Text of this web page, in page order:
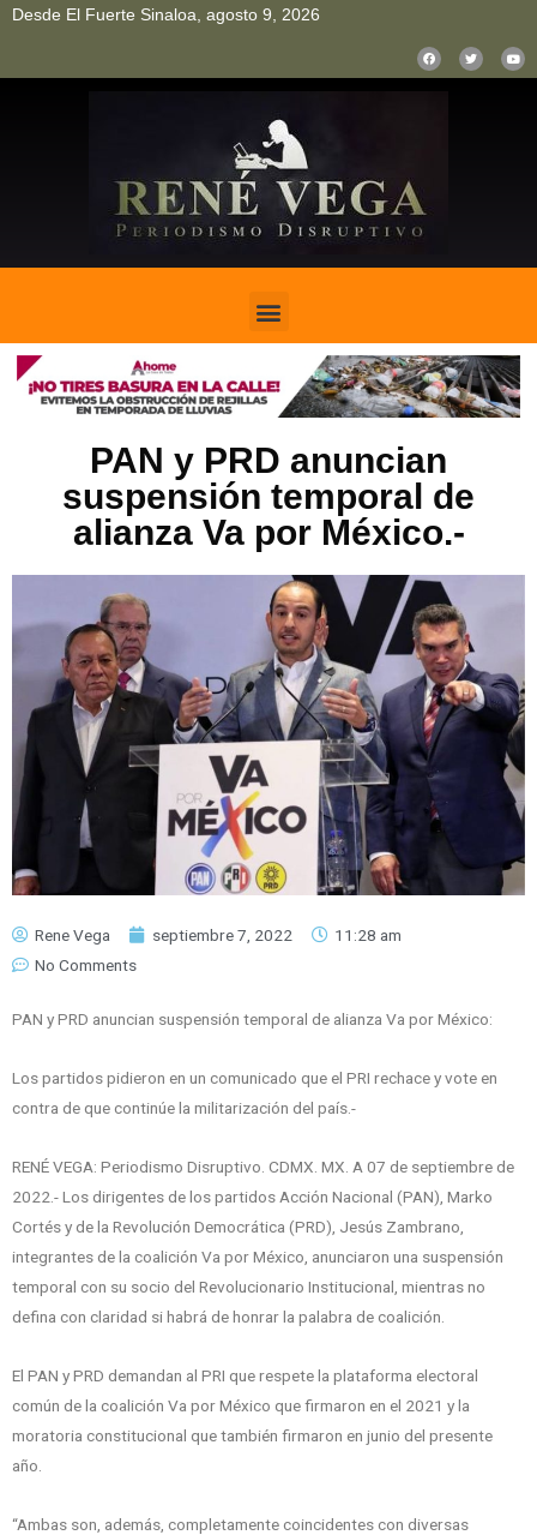
Desde El Fuerte Sinaloa, agosto 9, 2026
PAN y PRD anuncian
suspensión temporal de
alianza Va por México.-
Rene Vega septiembre 7, 2022
11:28 am
No Comments
PAN y PRD anuncian suspensión temporal de alianza Va por México:
Los partidos pidieron en un comunicado que el PRI rechace y vote en
contra de que continúe la militarización del país.-
RENÉ VEGA: Periodismo Disruptivo. CDMX. MX. A 07 de septiembre de
2022.- Los dirigentes de los partidos Acción Nacional (PAN), Marko
Cortés y de la Revolución Democrática (PRD), Jesús Zambrano,
integrantes de la coalición Va por México, anunciaron una suspensión
temporal con su socio del Revolucionario Institucional, mientras no
defina con claridad si habrá de honrar la palabra de coalición.
El PAN y PRD demandan al PRI que respete la plataforma electoral
común de la coalición Va por México que firmaron en el 2021 y la
moratoria constitucional que también firmaron en junio del presente
año.
“Ambas son, además, completamente coincidentes con diversas